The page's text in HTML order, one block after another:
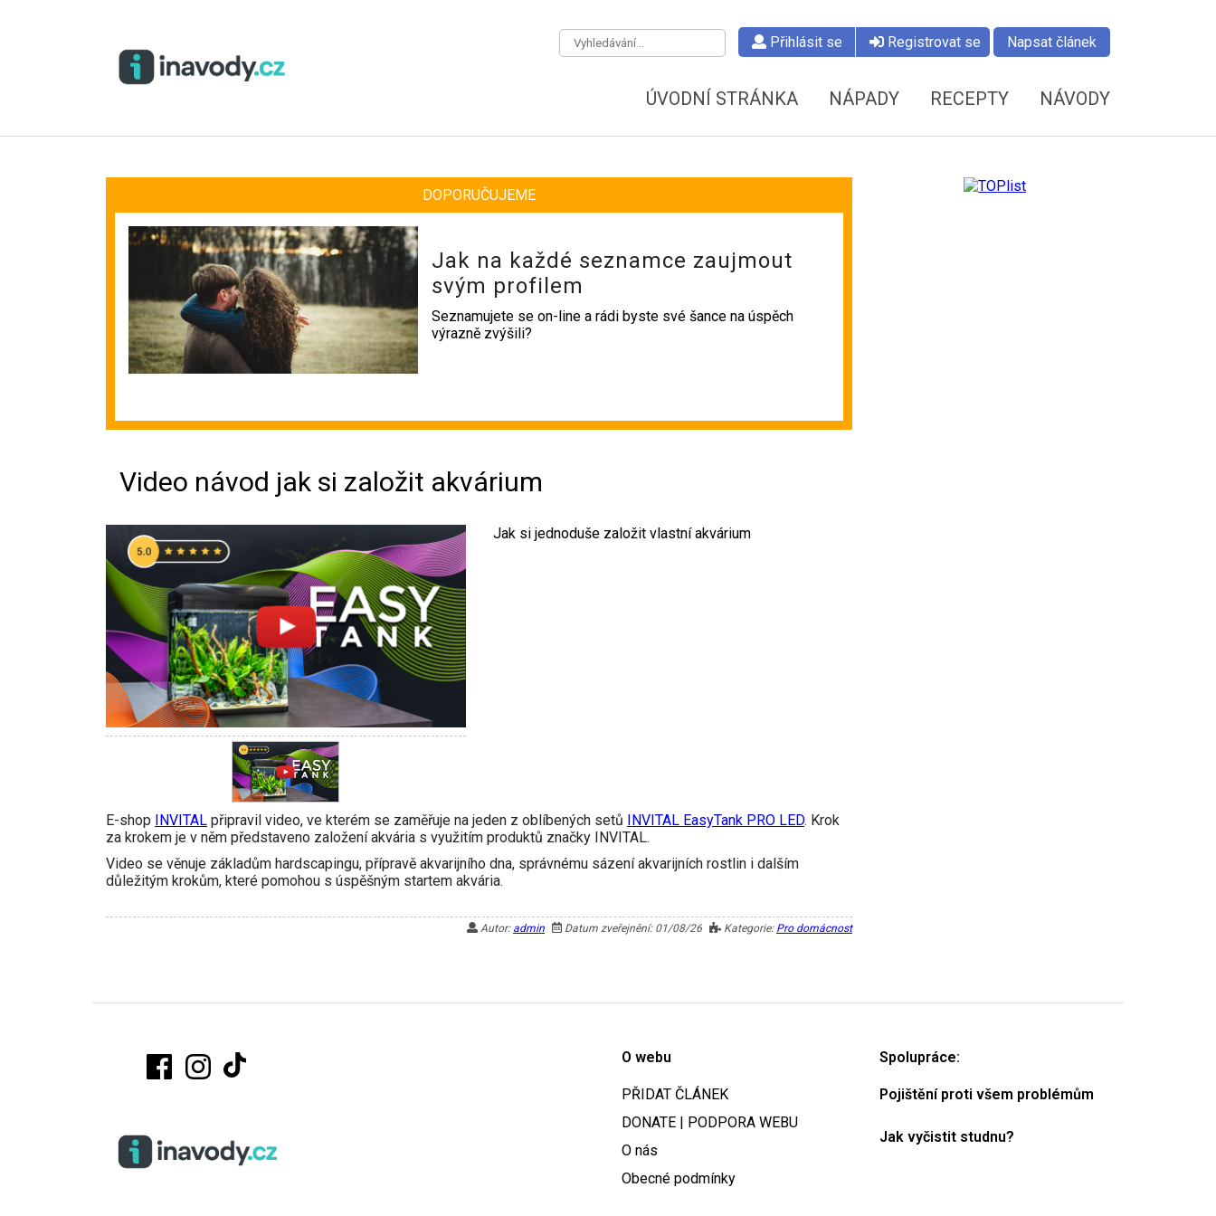
Přihlásit se Registrovat se Napsat článek
ÚVODNÍ STRÁNKA NÁPADY RECEPTY NÁVODY
DOPORUČUJEME
Jak na každé seznamce zaujmout
svým profilem
Seznamujete se on-line a rádi byste své šance na úspěch
výrazně zvýšili?
Video návod jak si založit akvárium
Jak si jednoduše založit vlastní akvárium
E-shop INVITAL připravil video, ve kterém se zaměřuje na jeden z oblíbených setů INVITAL EasyTank PRO LED. Krok
za krokem je v něm představeno založení akvária s využitím produktů značky INVITAL.
Video se věnuje základům hardscapingu, přípravě akvarijního dna, správnému sázení akvarijních rostlin i dalším
důležitým krokům, které pomohou s úspěšným startem akvária.
Autor: admin Datum zveřejnění: 01/08/26 Kategorie: Pro domácnost
O webu
PŘIDAT ČLÁNEK
DONATE | PODPORA WEBU
O nás
Obecné podmínky
Spolupráce:
Pojištění proti všem problémům
Jak vyčistit studnu?